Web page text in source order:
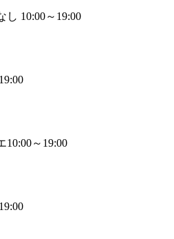
し 10:00～19:00
10:00～19:00